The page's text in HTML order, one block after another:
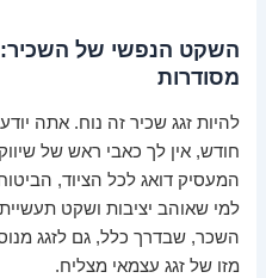
השקט הנפשי של
מסודרות
להיות זגג שכיר זה נוח. אתה
חודש, אין לך כאבי ראש של
המעסיק דואג לכל הציוד,
למי שאוהב יציבות ושקט
השכר, שבדרך כלל, גם לזגג
מזו של זגג עצמאי מצליח.